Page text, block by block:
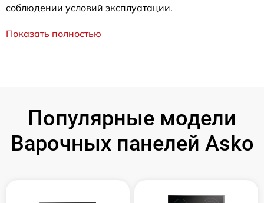
соблюдении условий эксплуатации.
Показать полностью
Популярные модели
Варочных панелей Asko